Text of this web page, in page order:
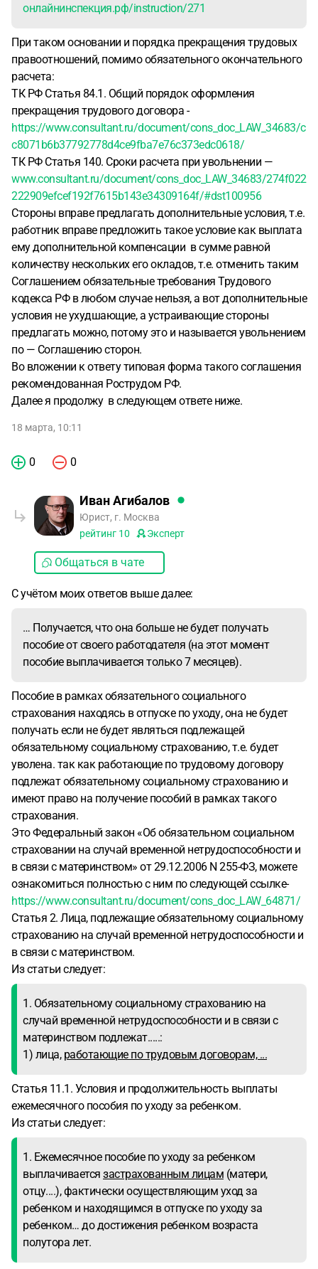
онлайнинспекция.рф/instruction/271
При таком основании и порядка прекращения трудовых
правоотношений, помимо обязательного окончательного
расчета:
ТК РФ Статья 84.1. Общий порядок оформления
прекращения трудового договора -
https://www.consultant.ru/document/cons_doc_LAW_34683/c
c8071b6b37792778d4ce9fba7e76c373edc0618/
ТК РФ Статья 140. Сроки расчета при увольнении —
www.consultant.ru/document/cons_doc_LAW_34683/274f022
222909efcef192f7615b143e34309164f/#dst100956
Стороны вправе предлагать дополнительные условия, т.е.
работник вправе предложить такое условие как выплата
ему дополнительной компенсации в сумме равной
количеству нескольких его окладов, т.е. отменить таким
Соглашением обязательные требования Трудового
кодекса РФ в любом случае нельзя, а вот дополнительные
условия не ухудшающие, а устраивающие стороны
предлагать можно, потому это и называется увольнением
по — Соглашению сторон.
Во вложении к ответу типовая форма такого соглашения
рекомендованная Рострудом РФ.
Далее я продолжу в следующем ответе ниже.
18 марта, 10:11
0 0
Иван Агибалов
Юрист, г. Москва
рейтинг 10 Эксперт
Общаться в чате
С учётом моих ответов выше далее:
… Получается, что она больше не будет получать
пособие от своего работодателя (на этот момент
пособие выплачивается только 7 месяцев).
Пособие в рамках обязательного социального
страхования находясь в отпуске по уходу, она не будет
получать если не будет являться подлежащей
обязательному социальному страхованию, т.е. будет
уволена. так как работающие по трудовому договору
подлежат обязательному социальному страхованию и
имеют право на получение пособий в рамках такого
страхования.
Это Федеральный закон «Об обязательном социальном
страховании на случай временной нетрудоспособности и
в связи с материнством» от 29.12.2006 N 255-ФЗ, можете
ознакомиться полностью с ним по следующей ссылке-
https://www.consultant.ru/document/cons_doc_LAW_64871/
Статья 2. Лица, подлежащие обязательному социальному
страхованию на случай временной нетрудоспособности и
в связи с материнством.
Из статьи следует:
1. Обязательному социальному страхованию на
случай временной нетрудоспособности и в связи с
материнством подлежат.....:
1) лица, работающие по трудовым договорам, ...
Статья 11.1. Условия и продолжительность выплаты
ежемесячного пособия по уходу за ребенком.
Из статьи следует:
1. Ежемесячное пособие по уходу за ребенком
выплачивается застрахованным лицам (матери,
отцу....), фактически осуществляющим уход за
ребенком и находящимся в отпуске по уходу за
ребенком… до достижения ребенком возраста
полутора лет.